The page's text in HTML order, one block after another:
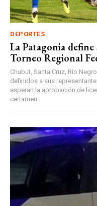
DEPORTES
La Patagonia
Torneo Regional
Chubut, Santa Cruz, Río
definidos a sus
esperan la aprobación de
certamen.